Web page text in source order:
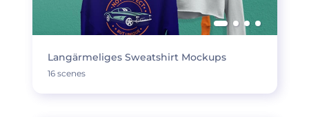
Langärmeliges Sweatshirt Mockups
16 scenes